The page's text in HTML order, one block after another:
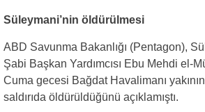
Süleymani’nin öldürülmesi
ABD Savunma Bakanlığı (Pentagon),
Şabi Başkan Yardımcısı Ebu Mehdi el-
Cuma gecesi Bağdat Havalimanı
saldırıda öldürüldüğünü açıklamıştı.